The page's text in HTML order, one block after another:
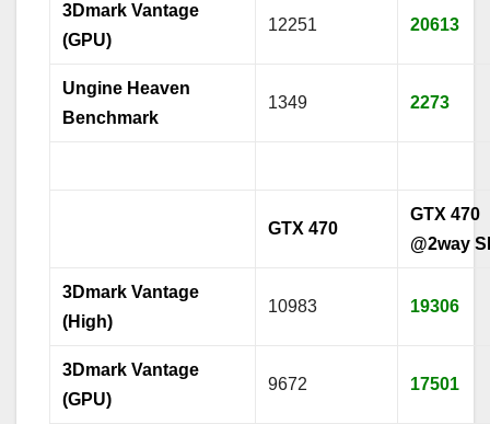
3Dmark Vantage
(GPU)
12251 20613
Ungine Heaven
Benchmark
1349 2273
GTX 470
GTX 470
@2way
3Dmark Vantage
(High)
10983 19306
3Dmark Vantage
(GPU)
9672 17501